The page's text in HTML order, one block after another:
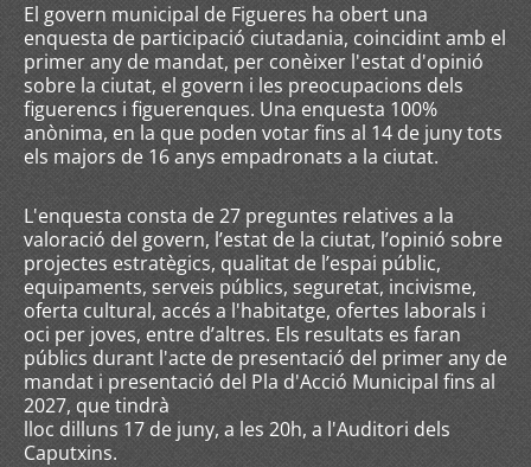
El govern municipal de Figueres ha obert una
enquesta de participació ciutadania, coincidint amb el
primer any de mandat, per conèixer l'estat d'opinió
sobre la ciutat, el govern i les preocupacions dels
figuerencs i figuerenques. Una enquesta 100%
anònima, en la que poden votar fins al 14 de juny tots
els majors de 16 anys empadronats a la ciutat.
L'enquesta consta de 27 preguntes relatives a la
valoració del govern, l’estat de la ciutat, l’opinió sobre
projectes estratègics, qualitat de l’espai públic,
equipaments, serveis públics, seguretat, incivisme,
oferta cultural, accés a l'habitatge, ofertes laborals i
oci per joves, entre d’altres. Els resultats es faran
públics durant l'acte de presentació del primer any de
mandat i presentació del Pla d'Acció Municipal fins al
2027, que tindrà
lloc dilluns 17 de juny, a les 20h, a l'Auditori dels
Caputxins.